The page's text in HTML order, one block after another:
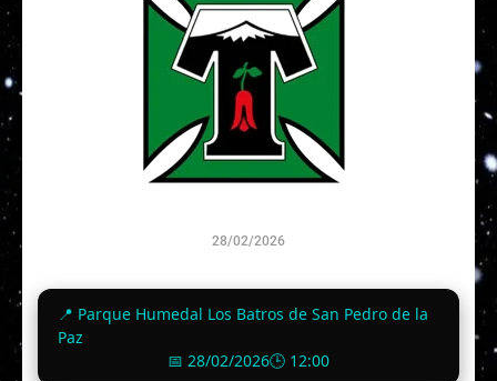
28/02/2026
Finalizado
📍 Parque Humedal Los Batros de San Pedro de la
Paz
📅 28/02/2026🕒 12:00